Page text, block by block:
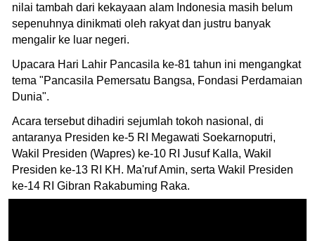
nilai tambah dari kekayaan alam Indonesia masih belum
sepenuhnya dinikmati oleh rakyat dan justru banyak
mengalir ke luar negeri.
Upacara Hari Lahir Pancasila ke-81 tahun ini mengangkat
tema "Pancasila Pemersatu Bangsa, Fondasi Perdamaian
Dunia".
Acara tersebut dihadiri sejumlah tokoh nasional, di
antaranya Presiden ke-5 RI Megawati Soekarnoputri,
Wakil Presiden (Wapres) ke-10 RI Jusuf Kalla, Wakil
Presiden ke-13 RI KH. Ma'ruf Amin, serta Wakil Presiden
ke-14 RI Gibran Rakabuming Raka.